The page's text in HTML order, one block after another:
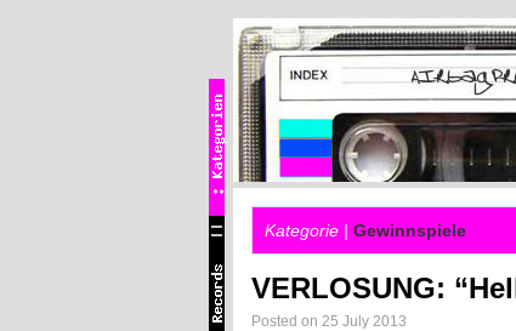
Kategorie | Gewinnspiele
VERLOSUNG:
Posted on 25 July 2013